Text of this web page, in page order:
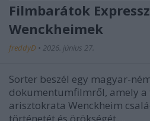
Filmbarátok
Wenckheimek
freddyD • 2026. június 27.
Sorter beszél egy magyar-
dokumentumfilmről, amely a
arisztokrata Wenckheim
történetét és örökségét ...